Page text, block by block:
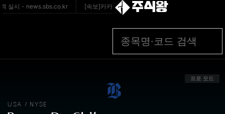
실시 - news.sbs.co.kr [속보]카카오, 3개월만에 노사갈등 봉합…연봉 6.3%
주식왕
프로 모드
USA / NYSE